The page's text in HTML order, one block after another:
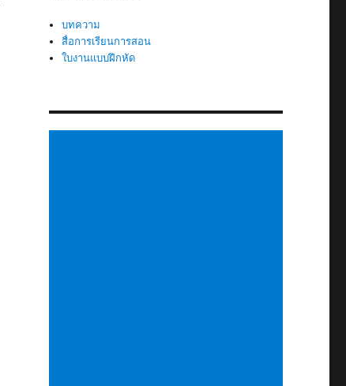
บทความ
สื่อการเรียนการสอน
ใบงานแบบฝึกหัด